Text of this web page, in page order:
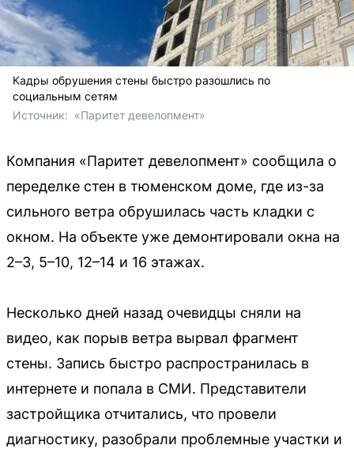
Кадры обрушения стены быстро разошлись по
социальным сетям
Источник: «Паритет девелопмент»
Компания «Паритет девелопмент» сообщила о
переделке стен в тюменском доме, где из-за
сильного ветра обрушилась часть кладки с
окном. На объекте уже демонтировали окна на
2–3, 5–10, 12–14 и 16 этажах.
Несколько дней назад очевидцы сняли на
видео, как порыв ветра вырвал фрагмент
стены. Запись быстро распространилась в
интернете и попала в СМИ. Представители
застройщика отчитались, что провели
диагностику, разобрали проблемные участки и